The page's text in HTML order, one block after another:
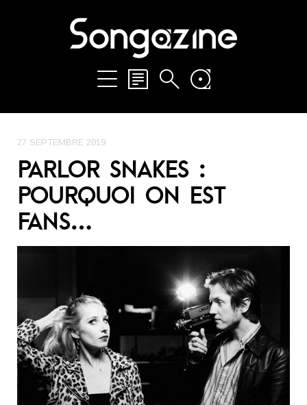
27 SEPTEMBRE 2019
PARLOR SNAKES :
POURQUOI ON EST
FANS…